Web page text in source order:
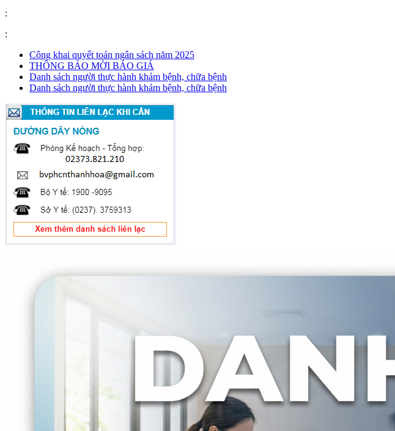
:
:
Công khai quyết toán ngân sách năm 2025
THÔNG BÁO MỜI BÁO GIÁ
Danh sách người thực hành khám bệnh, chữa bệnh
Danh sách người thực hành khám bệnh, chữa bệnh